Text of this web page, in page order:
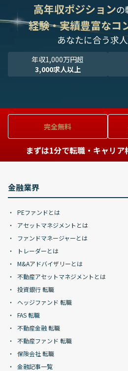
高年収ポジションの
経験・実績豊富なコ
あなたに合う求
年収1,000万円超
3,000求人以上
完全無料
まずは1分で転職・キャリ
金融業界
PEファンドとは
アセットマネジメントとは
ファンドマネージャーとは
トレーダーとは
M&Aアドバイザリーとは
不動産アセットマネジメントとは
投資銀行 転職
ヘッジファンド 転職
FAS 転職
不動産金融 転職
不動産ファンド 転職
保険会社 転職
金融記事一覧